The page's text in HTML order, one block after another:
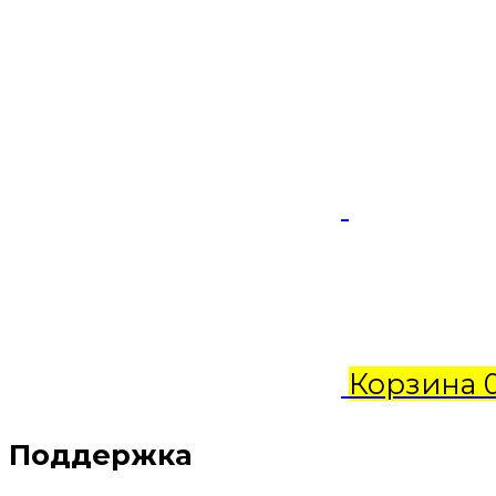
Корзина
Поддержка